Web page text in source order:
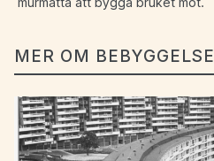
MER OM BEBYGGELSE